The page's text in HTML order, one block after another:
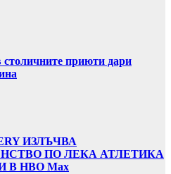
столичните приюти дари
ИЗЛЪЧВА
ПО ЛЕКА АТЛЕТИКА
В НВО Мах